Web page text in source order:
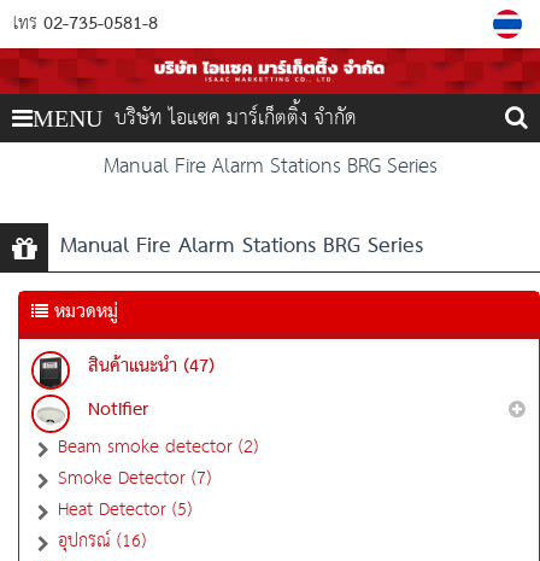
โทร 02-735-0581-8
MENU บริษัท ไอแซค มาร์เก็ตติ้ง จำกัด
Manual Fire Alarm Stations BRG Series
Manual Fire Alarm Stations BRG Series
หมวดหมู่
สินค้าแนะนำ (47)
Notifier
Beam smoke detector (2)
Smoke Detector (7)
Heat Detector (5)
อุปกรณ์ (16)